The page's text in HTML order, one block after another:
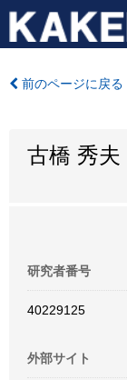
前のページに戻る
古橋 秀夫
研究者番号
40229125
外部サイト